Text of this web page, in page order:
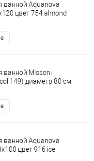
ванной Aquanova
цвет 754 almond
ванной Missoni
диаметр 80 см
ванной Aquanova
цвет 916 ice